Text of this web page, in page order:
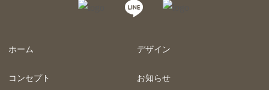
ホーム
コンセプト
デザイン
お知らせ